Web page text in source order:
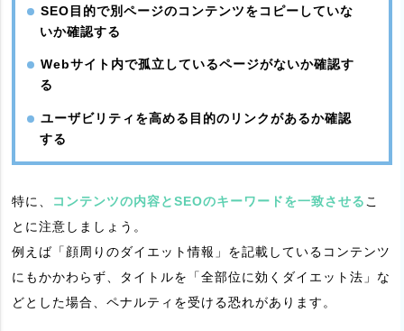
SEO目的で別ページのコンテンツをコピーしていな
いか確認する
Webサイト内で孤立しているページがないか確認す
る
ユーザビリティを高める目的のリンクがあるか確認
する
特に、 コンテンツの内容とSEOのキーワードを一致させる こ
とに注意しましょう。
例えば「顔周りのダイエット情報」を記載しているコンテンツ
にもかかわらず、タイトルを「全部位に効くダイエット法」な
どとした場合、ペナルティを受ける恐れがあります。